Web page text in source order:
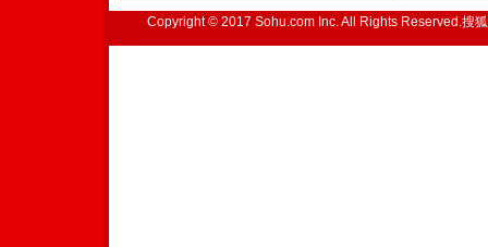
Copyright © 2017 Sohu.com Inc. All Rights Reserved.搜